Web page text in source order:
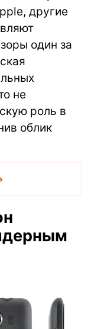
другие
один за
не
роль в
облик